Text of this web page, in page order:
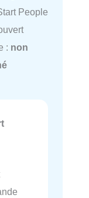
People
: non